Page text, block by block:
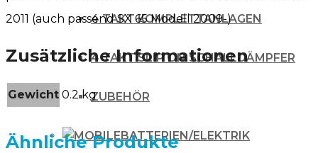
4 TAKT KOMPLETTANLAGEN
4 TAKT SLIP ON SCHALLDÄMPFER
ZUBEHÖR
BATTERIEN/ELEKTRIK
2011 (auch passend SX 65 Modell 2009-)
Zusätzliche Informationen
Gewicht 0.2 kg
Ähnliche Produkte